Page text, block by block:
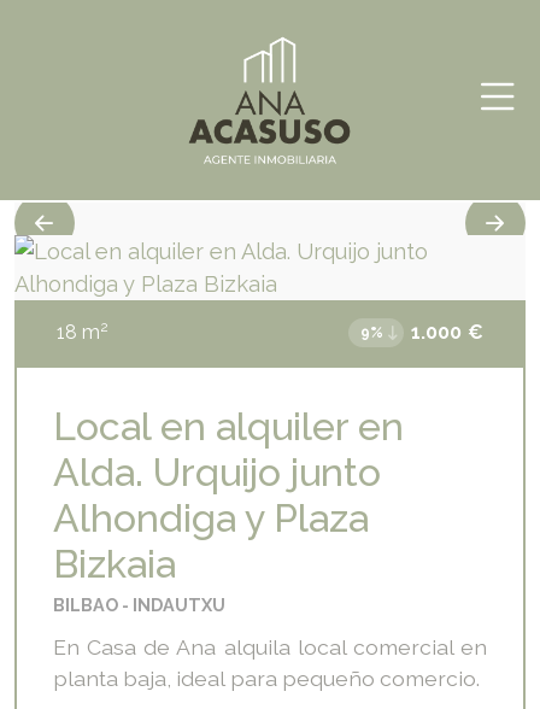
18 m2 9% 1.000 €
Local en alquiler en
Alda. Urquijo junto
Alhondiga y Plaza
Bizkaia
BILBAO INDAUTXU
En Casa de Ana alquila local comercial en
planta baja, ideal para pequeño comercio.